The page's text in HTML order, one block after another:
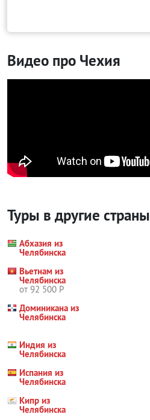
Видео про Чехия
Туры в другие страны
Абхазия из
Челябинска
Вьетнам из
Челябинска
от 92 500 Р
Доминикана из
Челябинска
Индия из
Челябинска
Испания из
Челябинска
Кипр из
Челябинска